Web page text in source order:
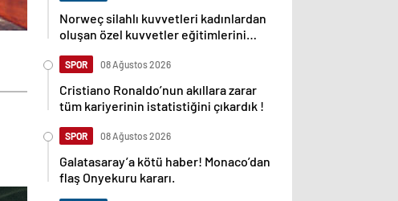
Norweç silahlı kuvvetleri kadınlardan
oluşan özel kuvvetler eğitimlerini
SPOR 08 Ağustos 2026
Cristiano Ronaldo’nun akıllara zarar
tüm kariyerinin istatistiğini çıkardık !
SPOR 08 Ağustos 2026
Galatasaray’a kötü haber! Monaco’dan
flaş Onyekuru kararı.